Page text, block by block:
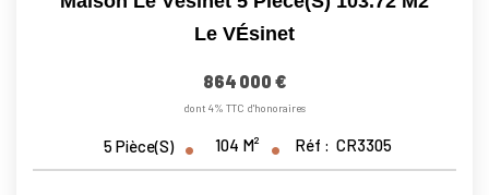
Le VÉsinet
864 000 €
dont 4% TTC d'honoraires
5 Pièce(s) 104 M² Réf : CR3305